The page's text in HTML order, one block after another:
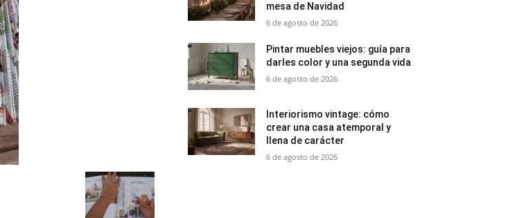
mesa de Navidad
6 de agosto de 2026
Pintar muebles viejos: guía para
darles color y una segunda vida
6 de agosto de 2026
Interiorismo vintage: cómo
crear una casa atemporal y
llena de carácter
6 de agosto de 2026